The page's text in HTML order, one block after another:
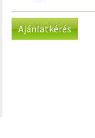
Ajánlatkérés